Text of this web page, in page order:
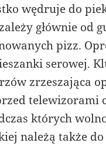
wędruje do
głównie od
pizz.
serowej.
zrzeszająca
telewizorami
których
należą także